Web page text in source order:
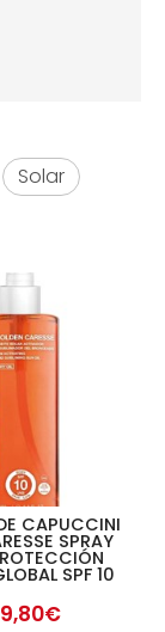
Solar
CAPUCCINI
SPRAY
SPF 10